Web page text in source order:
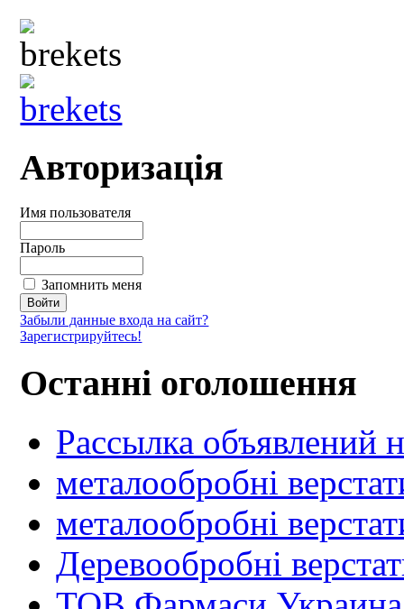
Авторизація
Имя пользователя
Пароль
Запомнить меня
Забыли данные входа на сайт?
Зарегистрируйтесь!
Останні оголошення
Рассылка объявлений
металообробні
металообробні
Деревообробні